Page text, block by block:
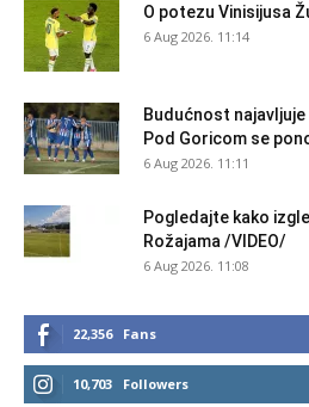
O potezu Vinisijusa
6 Aug 2026. 11:14
Budućnost
Pod Goricom se
6 Aug 2026. 11:11
Pogledajte kako
Rožajama /VIDEO/
6 Aug 2026. 11:08
22,356 Fans
10,703 Followers